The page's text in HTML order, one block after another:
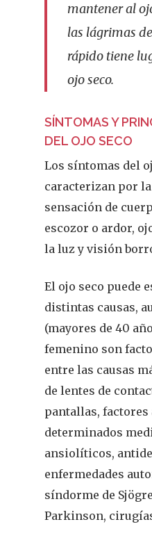
mantener al
las lágrimas
rápido tiene
ojo seco.
SÍNTOMAS Y
DEL OJO SECO
Los síntomas del
caracterizan por
sensación de
escozor o ardor,
la luz y visión
El ojo seco puede
distintas causas,
(mayores de 40
femenino son
entre las causas
de lentes de
pantallas, factores
determinados
ansiolíticos,
enfermedades
síndorme de
Parkinson,